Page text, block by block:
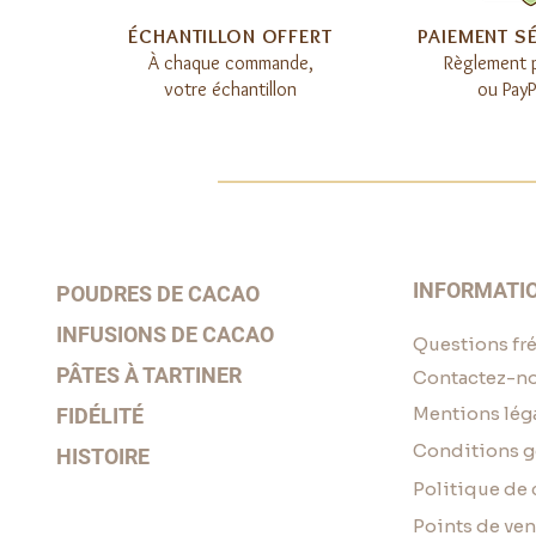
​ÉCHANTILLON OFFERT
À chaque commande,
votre échantillon
​PAIEMENT
Règlement
ou
POUDRES DE CACAO
INFUSIONS DE CACAO
PÂTES À TARTINER
FIDÉLITÉ
HISTOIRE
Questions
Contactez-
Mentions
Conditions
Politique de
Points de